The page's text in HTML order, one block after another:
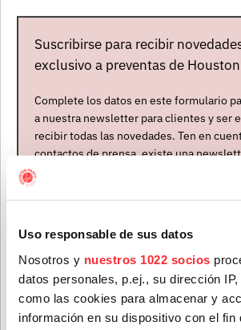
Uso responsable de sus datos
Nosotros y nuestros 1022 socios
datos personales, p.ej., su dirección
como las cookies para almacenar y
información en su dispositivo con el fin
que les hace ser una banda de
a la incorporación de soul y dub.
buscar dosis de lo que podríamos
canciones también las va a encontrar.
“Based On A True Story”, el álbum
sus conciertos del próximo
catapultó más allá de su país: porque
programa “Worldwide” de laBBC
Of The Year.
Desde entonces han publicado
Boondiga And The Big BW”
(2009),
Suscribirse para recibir
exclusivo a preventas de
Complete los datos en este formulario
a nuestra newsletter para clientes y ser
recibir todas las novedades. Ten en
contactos de prensa, existe una
formar parte de ella, envíanos un mensaje
Apellidos